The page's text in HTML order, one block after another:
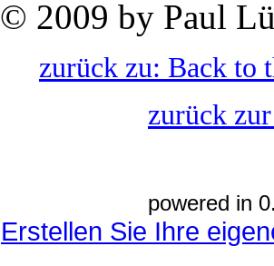
© 2009 by Paul
zurück zu: Back to
zurück
powered in
Erstellen Sie Ihre